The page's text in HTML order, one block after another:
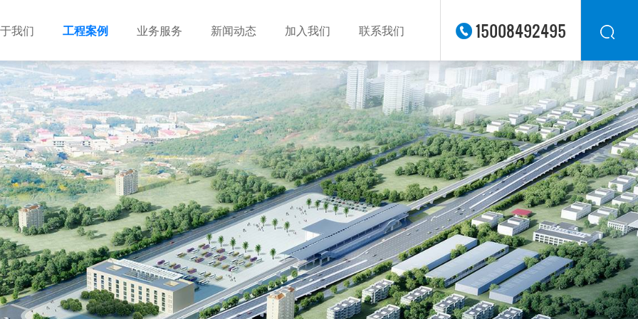
我们 工程案例
建筑设计
市政设计
电力设计
商物粮储藏（冷库冷冻）
农林设计
勘察资质
水利设计
风景园林
土地规划
城乡规划
工程测绘
工程咨询
工程造价
华东
华北
华南
华中
西南
西北
东南
业务服务 新闻动态 加入我们 联系我们 15008492495